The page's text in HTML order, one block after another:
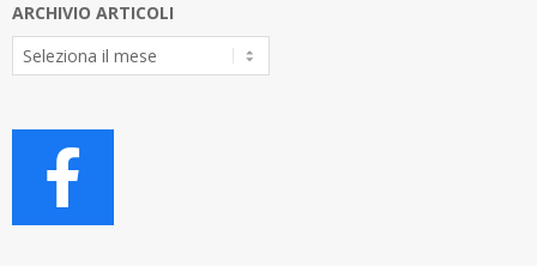
ARCHIVIO ARTICOLI
Archivio
Articoli